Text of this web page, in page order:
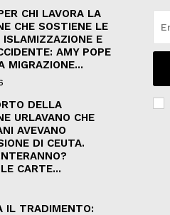
CHI LAVORA LA
CHE SOSTIENE LE
E
AMY POPE
MIGRAZIONE...
DELLA
URLAVANO CHE
AVEVANO
DI CEUTA.
CARTE...
IL TRADIMENTO: